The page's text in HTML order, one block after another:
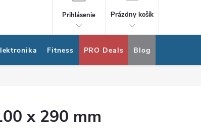
Prihlásenie
Prázdny košík
Fitness PRO Deals Blog
x 290 mm